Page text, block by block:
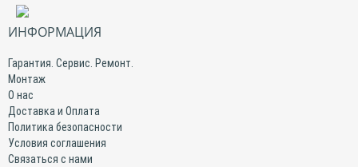
ИНФОРМАЦИЯ
Гарантия. Сервис. Ремонт.
Монтаж
О нас
Доставка и Оплата
Политика безопасности
Условия соглашения
Связаться с нами